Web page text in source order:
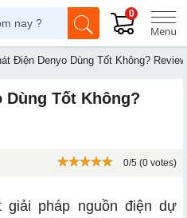
0
Điện Denyo Dùng Tốt Không?
Dùng Tốt Không?
0/5 (0 votes)
giải pháp nguồn điện dự